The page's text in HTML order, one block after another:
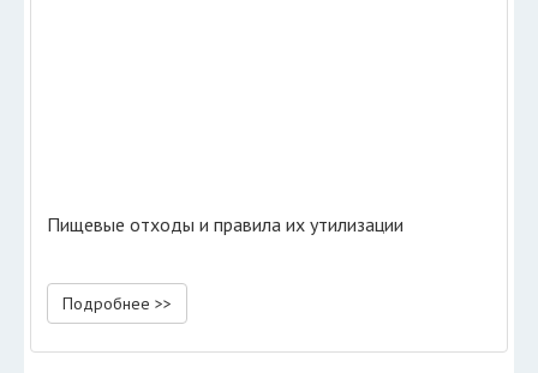
Пищевые отходы и правила их утилизации
Подробнее >>